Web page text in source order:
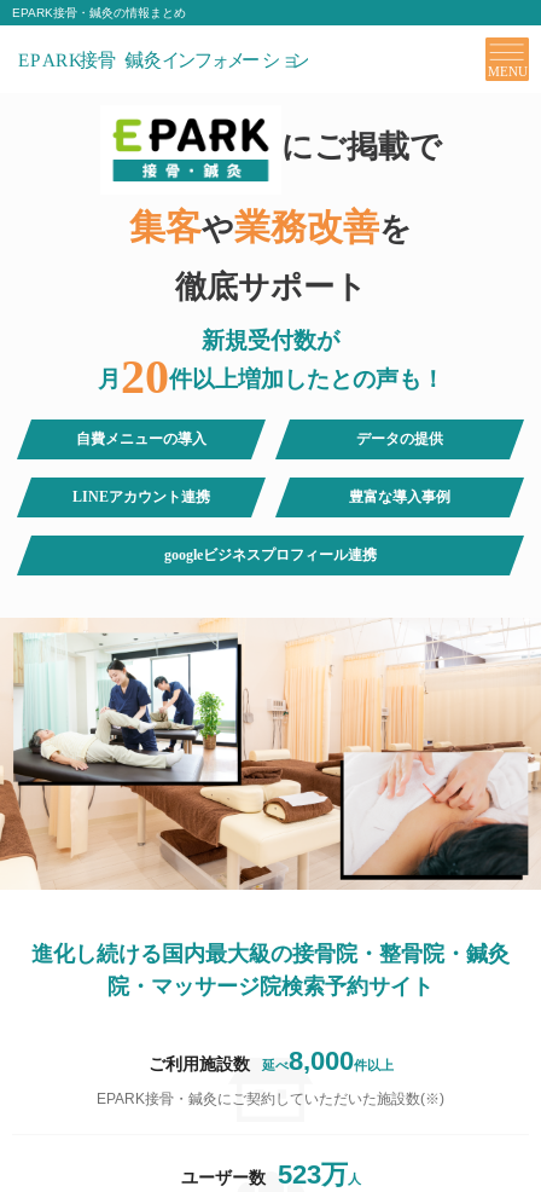
EPARK接骨・鍼灸の情報まとめ
にご掲載で
集客や業務改善を
徹底サポート
新規受付数が
月 20件以上増加したとの声も！
自費メニューの導入 データの提供
LINEアカウント連携 豊富な導入事例
googleビジネスプロフィール連携
進化し続ける国内最大級の接骨院・整骨院・鍼灸
院・マッサージ院検索予約サイト
ご利用施設数 延べ8,000件以上
EPARK接骨・鍼灸にご契約していただいた施設数(※)
ユーザー数 523万 人